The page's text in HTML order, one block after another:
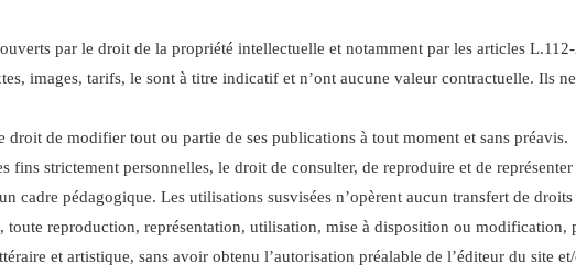
par le droit de la propriété intellectuelle et notamment par les articles
images, tarifs, le sont à titre indicatif et n’ont aucune valeur contractuelle. Ils
droit de modifier tout ou partie de ses publications à tout moment et sans préavis.
fins strictement personnelles, le droit de consulter, de reproduire et de
cadre pédagogique. Les utilisations susvisées n’opèrent aucun transfert de
toute reproduction, représentation, utilisation, mise à disposition ou
et artistique, sans avoir obtenu l’autorisation préalable de l’éditeur du site